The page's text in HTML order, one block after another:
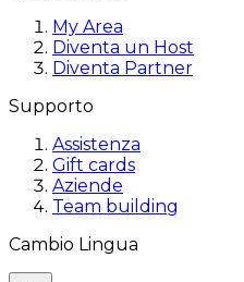
My Area
Diventa un Host
Diventa Partner
Supporto
Assistenza
Gift cards
Aziende
Team building
Cambio Lingua